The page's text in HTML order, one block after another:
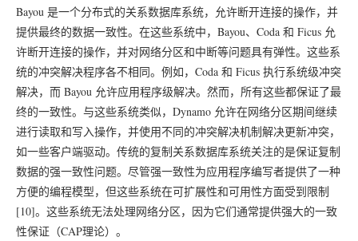
Bayou 是一个分布式的关系数据库系统，允许断开连接的操作，并
提供最终的数据一致性。在这些系统中，Bayou、Coda 和 Ficus 允
许断开连接的操作，并对网络分区和中断等问题具有弹性。这些系
统的冲突解决程序各不相同。例如，Coda 和 Ficus 执行系统级冲突
解决，而 Bayou 允许应用程序级解决。然而，所有这些都保证了最
终的一致性。与这些系统类似，Dynamo 允许在网络分区期间继续
进行读取和写入操作，并使用不同的冲突解决机制解决更新冲突，
如一些客户端驱动。传统的复制关系数据库系统关注的是保证复制
数据的强一致性问题。尽管强一致性为应用程序编写者提供了一种
方便的编程模型，但这些系统在可扩展性和可用性方面受到限制
[10]。这些系统无法处理网络分区，因为它们通常提供强大的一致
性保证（CAP理论）。